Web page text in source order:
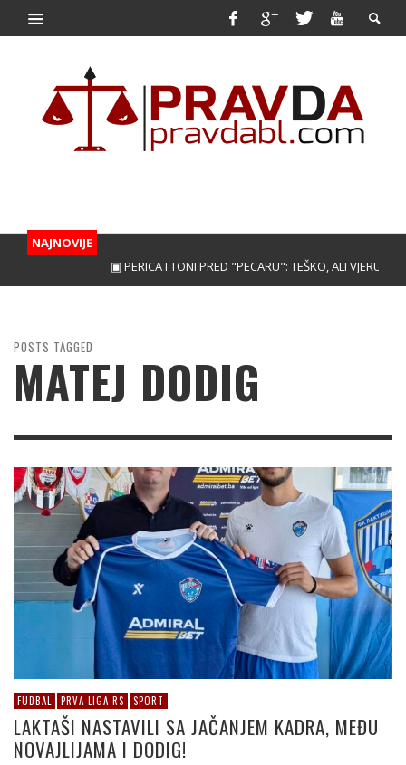
NAJNOVIJE
▣ PERICA I TONI PRED "PECARU": TEŠKO, ALI VJERUJEMO!
POSTS TAGGED
MATEJ DODIG
FUDBAL PRVA LIGA RS SPORT
LAKTAŠI NASTAVILI SA JAČANJEM KADRA, MEĐU
NOVAJLIJAMA I DODIG!